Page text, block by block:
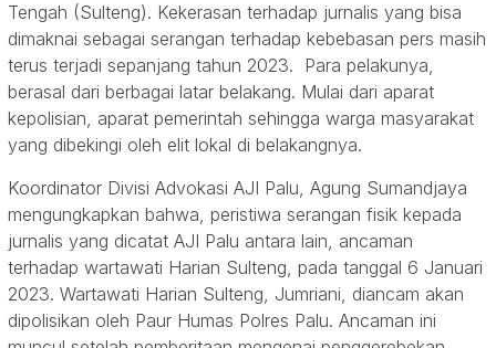
Tengah (Sulteng). Kekerasan terhadap jurnalis yang bisa
dimaknai sebagai serangan terhadap kebebasan pers masih
terus terjadi sepanjang tahun 2023. Para pelakunya,
berasal dari berbagai latar belakang. Mulai dari aparat
kepolisian, aparat pemerintah sehingga warga masyarakat
yang dibekingi oleh elit lokal di belakangnya.
Koordinator Divisi Advokasi AJI Palu, Agung Sumandjaya
mengungkapkan bahwa, peristiwa serangan fisik kepada
jurnalis yang dicatat AJI Palu antara lain, ancaman
terhadap wartawati Harian Sulteng, pada tanggal 6 Januari
2023. Wartawati Harian Sulteng, Jumriani, diancam akan
dipolisikan oleh Paur Humas Polres Palu. Ancaman ini